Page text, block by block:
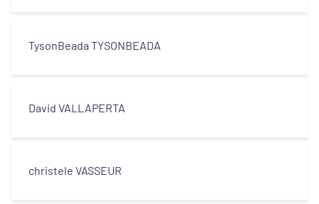
TysonBeada TYSONBEADA
David VALLAPERTA
christele VASSEUR